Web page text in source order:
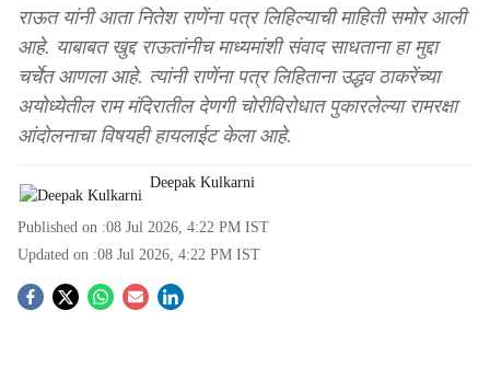
राऊत यांनी आता नितेश राणेंना पत्र लिहिल्याची माहिती समोर आली
आहे. याबाबत खुद्द राऊतांनीच माध्यमांशी संवाद साधताना हा मुद्दा
चर्चेत आणला आहे. त्यांनी राणेंना पत्र लिहिताना उद्धव ठाकरेंच्या
अयोध्येतील राम मंदिरातील देणगी चोरीविरोधात पुकारलेल्या रामरक्षा
आंदोलनाचा विषयही हायलाईट केला आहे.
Deepak Kulkarni
Published on :08 Jul 2026, 4:22 PM IST
Updated on :08 Jul 2026, 4:22 PM IST
S